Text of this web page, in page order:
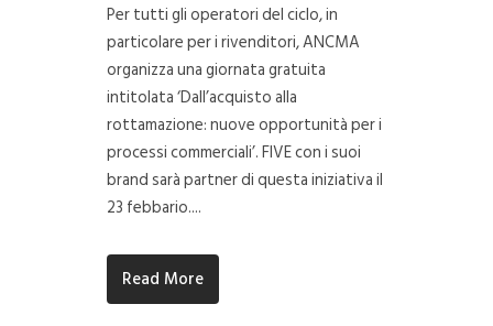
Per tutti gli operatori del ciclo, in
particolare per i rivenditori, ANCMA
organizza una giornata gratuita
intitolata ‘Dall’acquisto alla
rottamazione: nuove opportunità per i
processi commerciali’. FIVE con i suoi
brand sarà partner di questa iniziativa il
23 febbario....
Read More